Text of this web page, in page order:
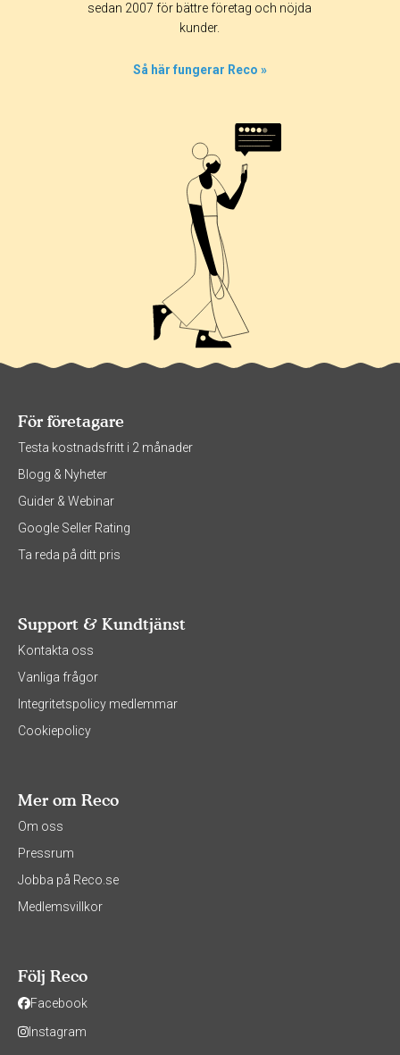
sedan 2007 för bättre företag och nöjda
kunder.
Så här fungerar Reco »
För företagare
Testa kostnadsfritt i 2 månader
Blogg & Nyheter
Guider & Webinar
Google Seller Rating
Ta reda på ditt pris
Support & Kundtjänst
Kontakta oss
Vanliga frågor
Integritetspolicy medlemmar
Cookiepolicy
Mer om Reco
Om oss
Pressrum
Jobba på Reco.se
Medlemsvillkor
Följ Reco
Facebook
Instagram